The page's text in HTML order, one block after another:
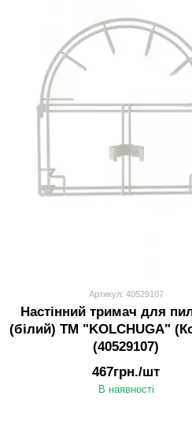
Артикул: 40529107
Настінний тримач для
(білий) ТМ "KOLCHUGA"
(40529107)
467грн./шт
В наявності